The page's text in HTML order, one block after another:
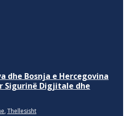
dhe Bosnja e Hercegovina
Sigurinë Digjitale dhe
, Thellesisht